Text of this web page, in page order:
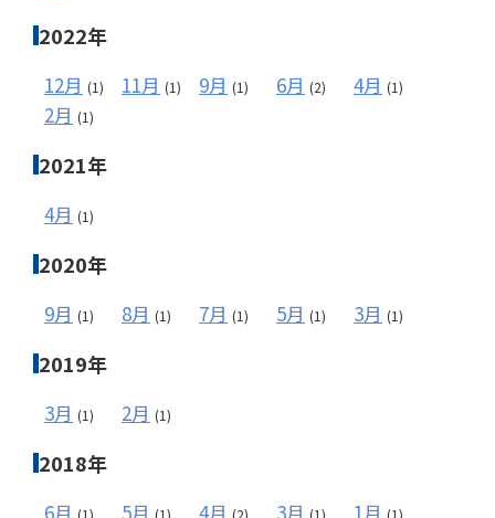
2022年
12月 (1) 11月 (1) 9月 (1) 6月 (2) 4月 (1)
2月 (1)
2021年
4月 (1)
2020年
9月 (1) 8月 (1) 7月 (1) 5月 (1) 3月 (1)
2019年
3月 (1) 2月 (1)
2018年
6月 (1) 5月 (1) 4月 (2) 3月 (1) 1月 (1)